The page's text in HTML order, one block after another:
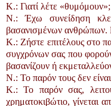
K.: Γιατί λέτε
N.: Έχω συνείδηση
βασανισμένων ανθρώπων.
K.: Ζήστε επιτέλους στο
συγχρόνων σας που
βασανίζουν ή
N.: Το παρόν τους δεν
K.: Το παρόν σας,
χρηματοκιβώτιο, γίνεται